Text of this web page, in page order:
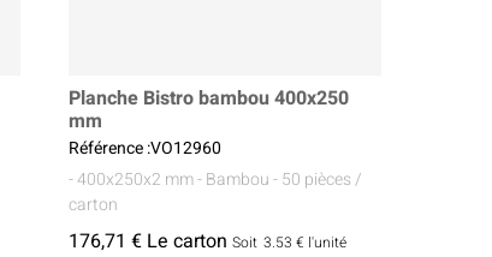
Planche Bistro bambou 400x250
mm
Référence :VO12960
- 400x250x2 mm- Bambou- 50 pièces /
carton
176,71 € Le carton Soit 3.53 € l'unité